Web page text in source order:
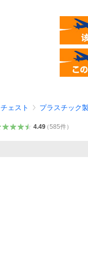
チェスト プラスチック製
4.49（585件）